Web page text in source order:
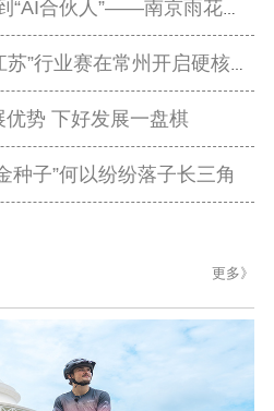
化文艺
化惠民
文化传承
制改革
文化产业
牌活动 紫艺舞台
神文明
会宣传
主义教育
全民国防教育
经济宣传丨从“码农”到“AI合伙人”——南京雨花台区如何为一个创业者配齐所有要素？
创新力拉满！“创业江苏”行业赛在常州开启硬核对决
势 下好发展一盘棋
种子”何以纷纷落子长三角
更多》